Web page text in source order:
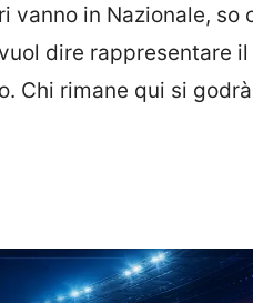
vanno in Nazionale, so
dire rappresentare il
Chi rimane qui si